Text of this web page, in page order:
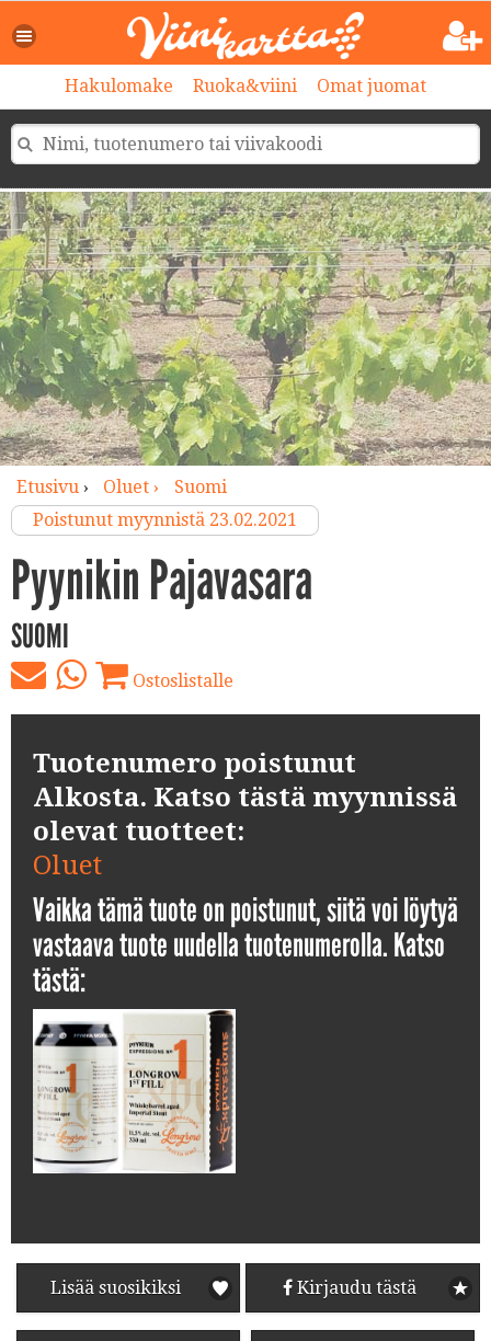
Hakulomake Ruoka&viini Omat juomat
Etusivu› Oluet ›
Suomi
Poistunut myynnistä 23.02.2021
Pyynikin Pajavasara
SUOMI
Ostoslistalle
Tuotenumero poistunut
Alkosta. Katso tästä myynnissä
olevat tuotteet:
Oluet
Vaikka tämä tuote on poistunut, siitä voi löytyä
vastaava tuote uudella tuotenumerolla. Katso
tästä:
Lisää suosikiksi Kirjaudu tästä